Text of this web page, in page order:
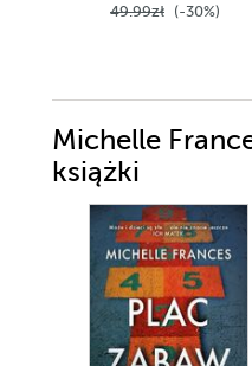
49.99zł (-30%)
Michelle
książki